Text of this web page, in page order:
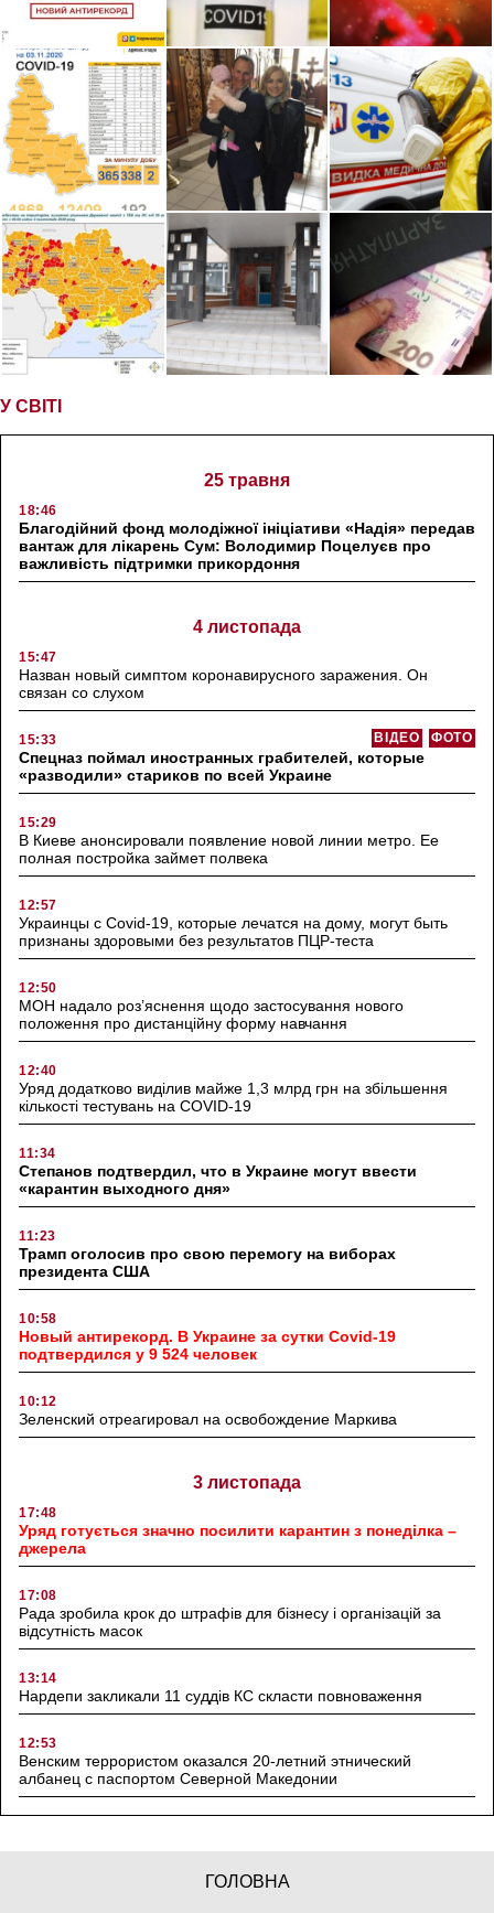
У СВІТІ
25 травня
18:46
Благодійний фонд молодіжної ініціативи «Надія» передав
вантаж для лікарень Сум: Володимир Поцелуєв про
важливість підтримки прикордоння
4 листопада
15:47
Назван новый симптом коронавирусного заражения. Он
связан со слухом
15:33 ФОТО
ВІДЕО
Спецназ поймал иностранных грабителей, которые
«разводили» стариков по всей Украине
15:29
В Киеве анонсировали появление новой линии метро. Ее
полная постройка займет полвека
12:57
Украинцы с Covid-19, которые лечатся на дому, могут быть
признаны здоровыми без результатов ПЦР-теста
12:50
МОН надало роз’яснення щодо застосування нового
положення про дистанційну форму навчання
12:40
Уряд додатково виділив майже 1,3 млрд грн на збільшення
кількості тестувань на COVID-19
11:34
Степанов подтвердил, что в Украине могут ввести
«карантин выходного дня»
11:23
Трамп оголосив про свою перемогу на виборах
президента США
10:58
Новый антирекорд. В Украине за сутки Covid-19
подтвердился у 9 524 человек
10:12
Зеленский отреагировал на освобождение Маркива
3 листопада
17:48
Уряд готується значно посилити карантин з понеділка –
джерела
17:08
Рада зробила крок до штрафів для бізнесу і організацій за
відсутність масок
13:14
Нардепи закликали 11 суддів КС скласти повноваження
12:53
Венским террористом оказался 20-летний этнический
албанец с паспортом Северной Македонии
ГОЛОВНА